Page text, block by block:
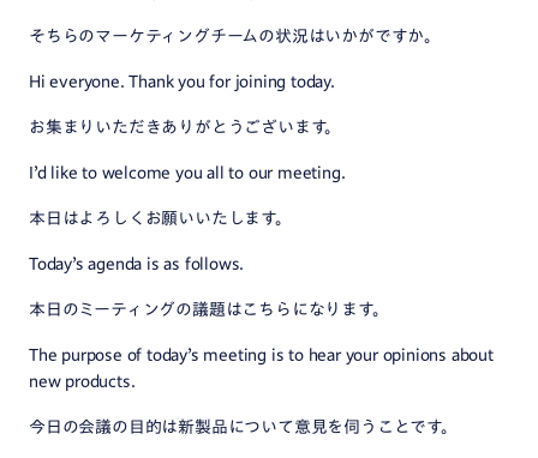
そちらのマーケティングチームの状況はいかがですか。
Hi everyone. Thank you for joining today.
お集まりいただきありがとうございます。
I’d like to welcome you all to our meeting.
本日はよろしくお願いいたします。
Today’s agenda is as follows.
本日のミーティングの議題はこちらになります。
The purpose of today’s meeting is to hear your opinions about
new products.
今日の会議の目的は新製品について意見を伺うことです。